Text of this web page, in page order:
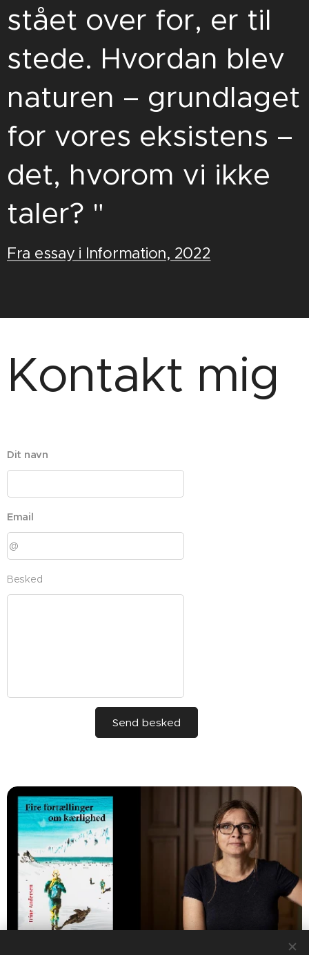
stået over for, er til
stede. Hvordan blev
naturen – grundlaget
for vores eksistens –
det, hvorom vi ikke
taler? "
Fra essay i Information, 2022
Kontakt mig
Dit navn
Email
Besked
Send besked